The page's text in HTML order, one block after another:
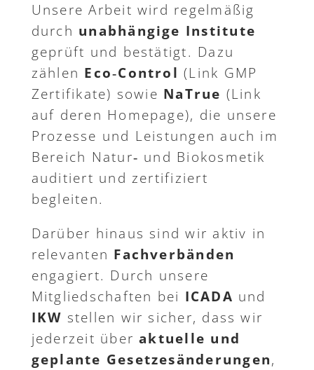
Unsere Arbeit wird regelmäßig
durch unabhängige Institute
geprüft und bestätigt. Dazu
zählen Eco‑Control (Link GMP
Zertifikate) sowie NaTrue (Link
auf deren Homepage), die unsere
Prozesse und Leistungen auch im
Bereich Natur‑ und Biokosmetik
auditiert und zertifiziert
begleiten.
Darüber hinaus sind wir aktiv in
relevanten Fachverbänden
engagiert. Durch unsere
Mitgliedschaften bei ICADA und
IKW stellen wir sicher, dass wir
jederzeit überaktuelle und
geplante Gesetzesänderungen,